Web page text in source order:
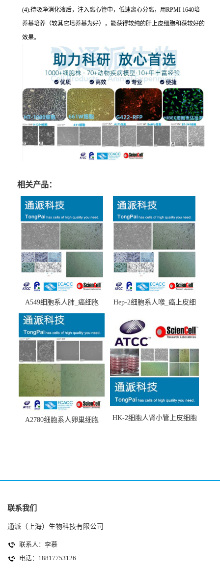
(4):待吸净消化液后，注入离心管中，低速离心分离，用RPMI 1640培
养基培养（较其它培养基为好），能获得较纯的肝上皮细胞和获较好的
效果。
相关产品：
A549细胞系人肺_癌细胞
(A549细胞)
Hep-2细胞系人喉_癌上皮细
A2780细胞系人卵巢细胞
HK-2细胞人肾小管上皮细胞
联系我们
通派（上海）生物科技有限公司
联系人：李慕
电话：18817753126